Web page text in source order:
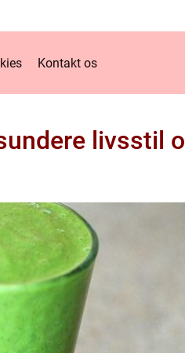
Kontakt os
livsstil